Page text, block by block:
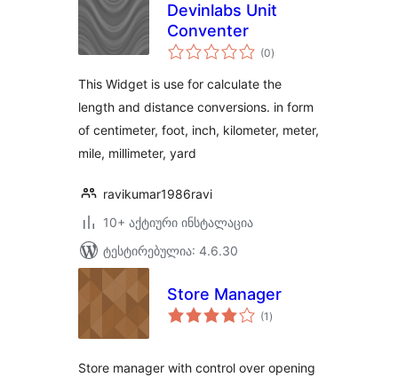
Devinlabs Unit
Conventer
(0საერთო
რეიტინგი
)
This Widget is use for calculate the
length and distance conversions. in form
of centimeter, foot, inch, kilometer, meter,
mile, millimeter, yard
ravikumar1986ravi
10+ აქტიური ინსტალაცია
ტესტირებულია: 4.6.30
Store Manager
(1 საერთო
რეიტინგი
)
Store manager with control over opening